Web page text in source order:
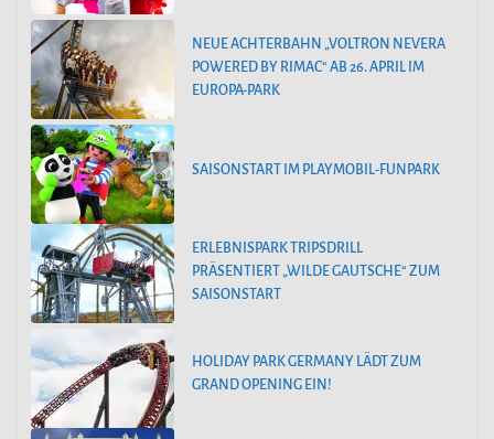
NEUE ACHTERBAHN „VOLTRON NEVERA
POWERED BY RIMAC“ AB 26. APRIL IM
EUROPA-PARK
SAISONSTART IM PLAYMOBIL-FUNPARK
ERLEBNISPARK TRIPSDRILL
PRÄSENTIERT „WILDE GAUTSCHE“ ZUM
SAISONSTART
HOLIDAY PARK GERMANY LÄDT ZUM
GRAND OPENING EIN!